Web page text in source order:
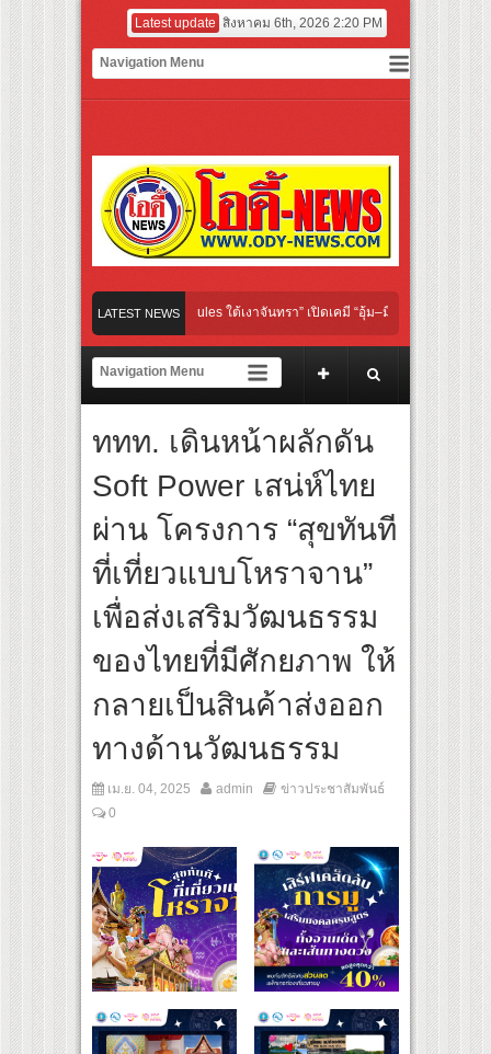
Latest update สิงหาคม 6th, 2026 2:20 PM
LATEST NEWS
“Under Her Rules ใต้เงาจันทรา” เปิดเคมี “อุ้ม–มีนา” ประกบคู่ครั้งสำคัญ ชว
ไทย “เลิกอาย เลิกเงียบ เลิกชะล่าใจ” เรื่อง HPV ในแคมเปญ “HPV ไม่เป็นไร…ไม่ได้”
กเสียงเชียร์ สู่ทีมชาติไทย ชวนแฟนลูกยางใกล้ชิดนักตบสาวทีมชาติไทย 15 ส.ค.นี้
มฝาผนังระดับโลก “ปู่ม่านย่าม่าน” เรียนรู้นวัตกรรมผักเชียงดาใน “หอมแผ่นดินฯ”
ร์ฟอร์มยักษ์ ‘คุณยายวรนาฏ’ (INHERIT) เตรียมคายตะขาบหนังไทยในรอบปฐมทัศน์
สุดชีวิต โกนหัวรับบทแม่ชี นำทีมนักแสดงประชันความสยอง!
“Under Her Rules ใต้เงาจันทรา” เปิดเคมี “อุ้ม–มีนา” ประกบคู่ครั้งสำคัญ ชว
ททท. เดินหน้าผลักดัน
Soft Power เสน่ห์ไทย
ผ่าน โครงการ “สุขทันที
ที่เที่ยวแบบโหราจาน”
เพื่อส่งเสริมวัฒนธรรม
ของไทยที่มีศักยภาพ ให้
กลายเป็นสินค้าส่งออก
ทางด้านวัฒนธรรม
เม.ย. 04, 2025 admin
ข่าวประชาสัมพันธ์
0